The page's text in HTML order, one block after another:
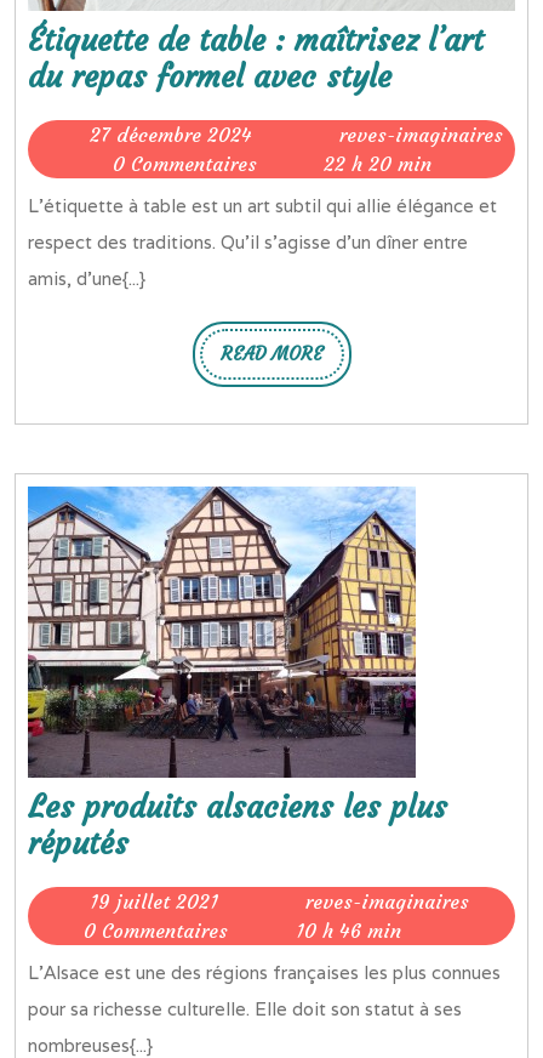
Étiquette de table : maîtrisez l’art
du repas formel avec styleÉtiquette
de
table
:
maîtrisez
l’art
27 décembre 2024
décembre
reves-imaginaires
0 Commentaires 22 h 20 min
L’étiquette à table est un art subtil qui allie élégance et
respect des traditions. Qu’il s’agisse d’un dîner entre
amis, d’une{...}
READ MORE
READ
MORE
Les produits alsaciens les plus
réputésLes
produits
alsaciens
les
plus
réputés
19 juillet 202119
juillet
reves-imaginairesreves-
0 Commentaires 10 h 46 min
L’Alsace est une des régions françaises les plus connues
pour sa richesse culturelle. Elle doit son statut à ses
nombreuses{...}